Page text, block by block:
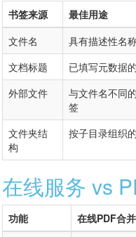
书签来源 最佳用途
文件名
具有描述性名
文档标题
已填写元数据
外部文件
与文件名不同
签
文件夹结
构
按子目录组织
在线服务 vs
功能 在线PDF合